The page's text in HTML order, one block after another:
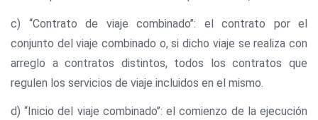
c) ‘‘Contrato de viaje combinado’’: el contrato por el
conjunto del viaje combinado o, si dicho viaje se realiza con
arreglo a contratos distintos, todos los contratos que
regulen los servicios de viaje incluidos en el mismo.
d) ‘‘Inicio del viaje combinado’’: el comienzo de la ejecución